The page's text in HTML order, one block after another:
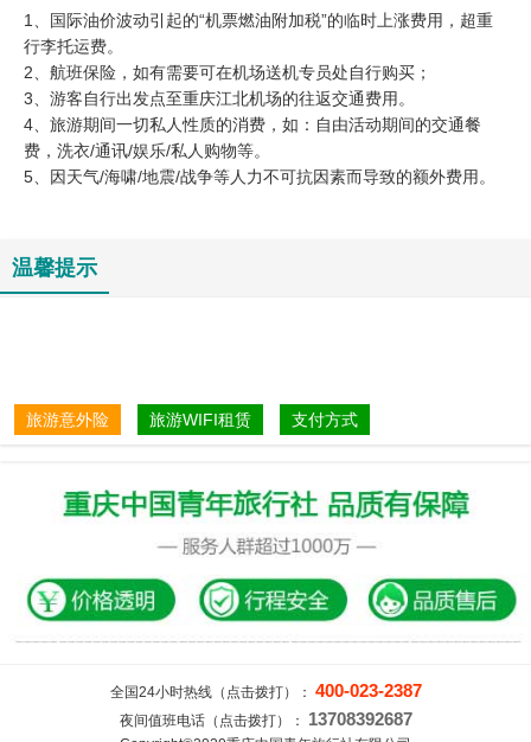
1、国际油价波动引起的“机票燃油附加税”的临时上涨费用，超重
行李托运费。
2、航班保险，如有需要可在机场送机专员处自行购买；
3、游客自行出发点至重庆江北机场的往返交通费用。
4、旅游期间一切私人性质的消费，如：自由活动期间的交通餐
费，洗衣/通讯/娱乐/私人购物等。
5、因天气/海啸/地震/战争等人力不可抗因素而导致的额外费用。
温馨提示
旅游意外险 旅游WIFI租赁 支付方式
全国24小时热线（点击拨打）： 400-023-2387
夜间值班电话（点击拨打）： 13708392687